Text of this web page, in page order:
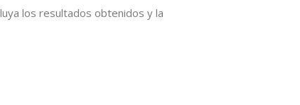
los resultados obtenidos y la